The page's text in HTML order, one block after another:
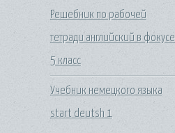
Решебник по рабочей
тетради английский в фокусе
5 класс
Учебник немецкого языка
start deutsh 1